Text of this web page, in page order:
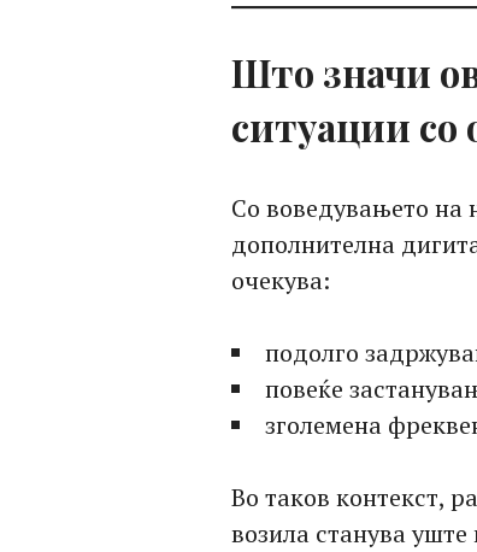
Што значи
ситуации со
Со воведувањето на
дополнителна
очекува:
подолго
повеќе
зголемена
Во таков контекст,
возила станува